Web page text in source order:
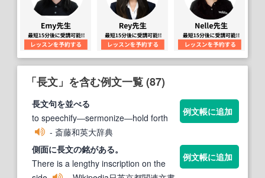
「長文」を含む例文一覧 (87)
長文句を並べる
to speechify―sermonize―hold forth
- 斎藤和英大辞典
例文帳に追加
側面に長文の銘がある。
There is a lengthy inscription on the
例文帳に追加